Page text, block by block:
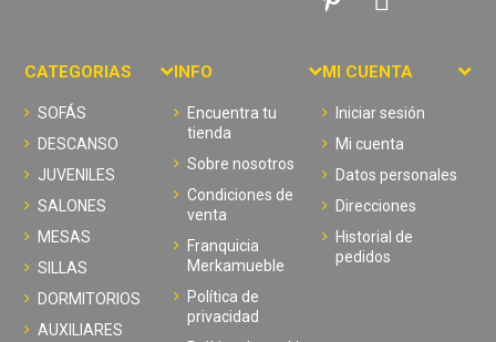
CATEGORIAS
SOFÁS
DESCANSO
JUVENILES
SALONES
MESAS
SILLAS
DORMITORIOS
AUXILIARES
INFO
Encuentra tu
tienda
Sobre nosotros
Condiciones de
venta
Franquicia
Merkamueble
Política de
privacidad
MI CUENTA
Iniciar sesión
Mi cuenta
Datos personales
Direcciones
Historial de
pedidos